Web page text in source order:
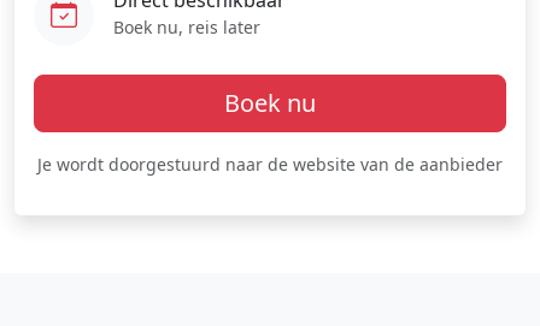
Boek nu, reis later
Boek nu
Je wordt doorgestuurd naar de website van de aanbieder